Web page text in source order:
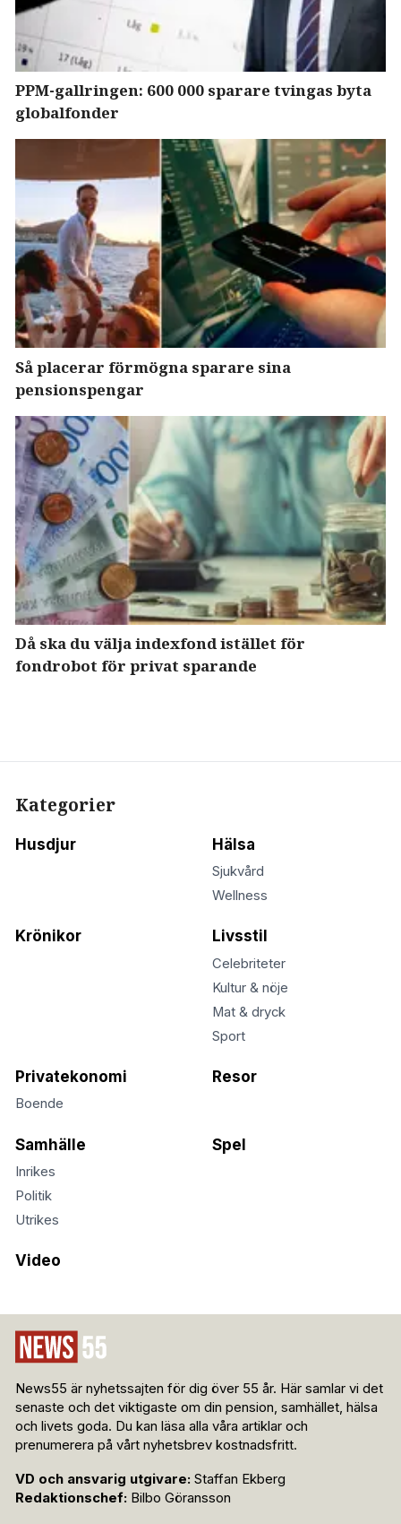
PPM-gallringen: 600 000 sparare tvingas byta
globalfonder
Så placerar förmögna sparare sina
pensionspengar
Då ska du välja indexfond istället för
fondrobot för privat sparande
Kategorier
Husdjur Hälsa
Sjukvård
Wellness
Krönikor Livsstil
Celebriteter
Kultur & nöje
Mat & dryck
Sport
Privatekonomi
Boende
Resor
Samhälle
Inrikes
Politik
Utrikes
Spel
Video
News55 är nyhetssajten för dig över 55 år. Här samlar vi det
senaste och det viktigaste om din pension, samhället, hälsa
och livets goda. Du kan läsa alla våra artiklar och
prenumerera på vårt nyhetsbrev kostnadsfritt.
VD och ansvarig utgivare: Staffan Ekberg
Redaktionschef: Bilbo Göransson